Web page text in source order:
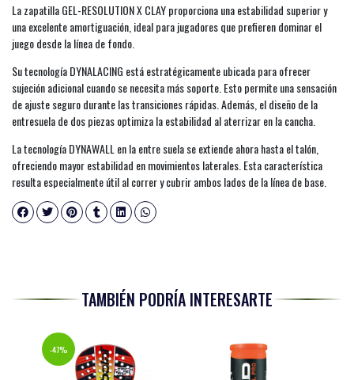
La zapatilla GEL-RESOLUTION X CLAY proporciona una estabilidad superior y
una excelente amortiguación, ideal para jugadores que prefieren dominar el
juego desde la línea de fondo.
Su tecnología DYNALACING está estratégicamente ubicada para ofrecer
sujeción adicional cuando se necesita más soporte. Esto permite una sensación
de ajuste seguro durante las transiciones rápidas. Además, el diseño de la
entresuela de dos piezas optimiza la estabilidad al aterrizar en la cancha.
La tecnología DYNAWALL en la entre suela se extiende ahora hasta el talón,
ofreciendo mayor estabilidad en movimientos laterales. Esta característica
resulta especialmente útil al correr y cubrir ambos lados de la línea de base.
TAMBIÉN PODRÍA INTERESARTE
-47%